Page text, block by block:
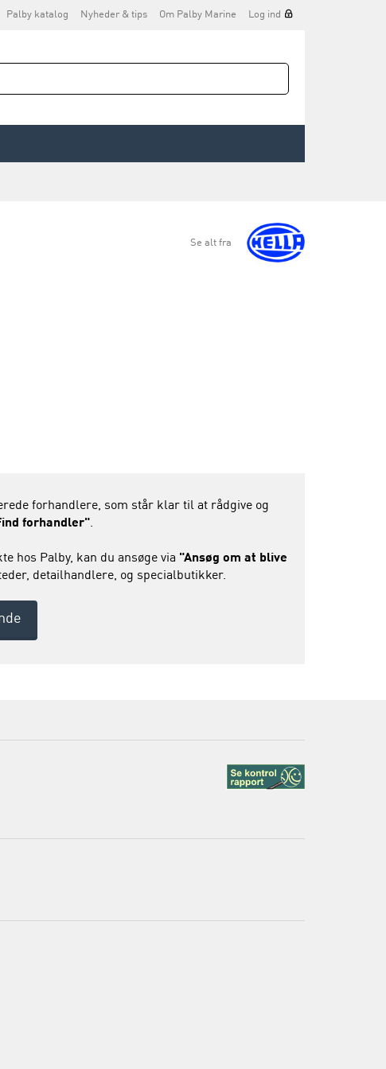
Palby katalog Nyheder & tips Om Palby Marine Log ind
Se alt fra
forhandlere, som står klar til at rådgive og
forhandler".
hos Palby, kan du ansøge via "Ansøg om at blive
detailhandlere, og specialbutikker.